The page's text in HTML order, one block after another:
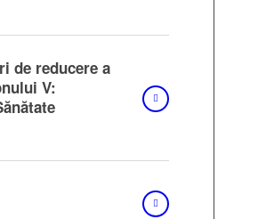
de reducere a
V: